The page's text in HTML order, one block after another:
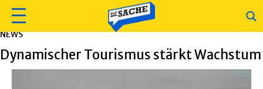
NEWS
Dynamischer Tourismus stärkt Wachstum